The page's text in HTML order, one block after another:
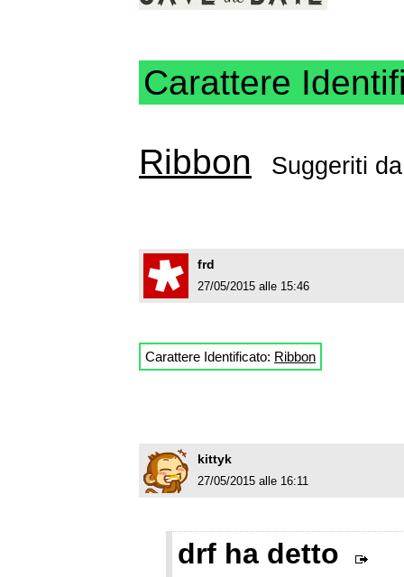
Carattere
Ribbon Suggeriti
frd
27/05/2015 alle 15:46
Carattere Identificato: Ribbon
kittyk
27/05/2015 alle 16:11
drf ha detto